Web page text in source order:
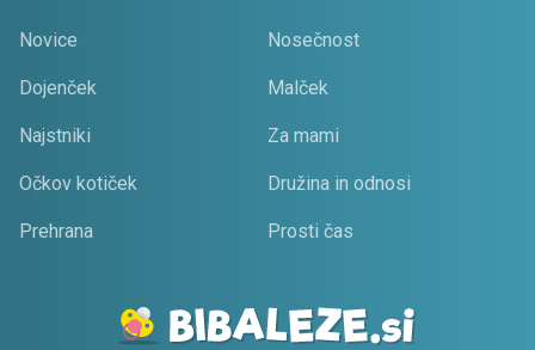
Novice Nosečnost
Dojenček Malček
Najstniki Za mami
Očkov kotiček Družina in odnosi
Prehrana Prosti čas